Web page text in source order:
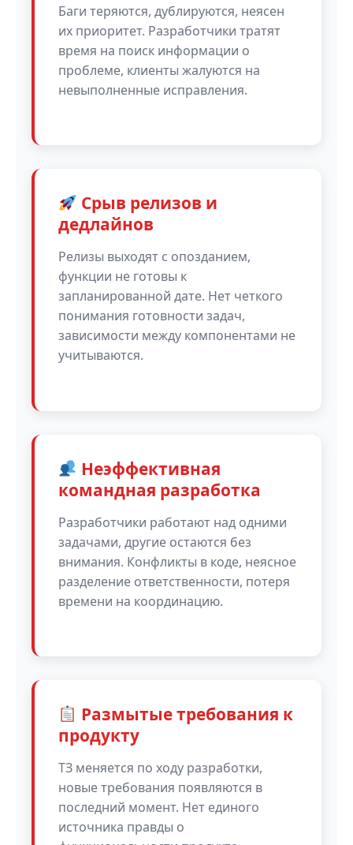
Баги теряются, дублируются, неясен
их приоритет. Разработчики тратят
время на поиск информации о
проблеме, клиенты жалуются на
невыполненные исправления.
Срыв релизов и
дедлайнов
Релизы выходят с опозданием,
функции не готовы к
запланированной дате. Нет четкого
понимания готовности задач,
зависимости между компонентами не
учитываются.
Неэффективная
командная разработка
Разработчики работают над одними
задачами, другие остаются без
внимания. Конфликты в коде, неясное
разделение ответственности, потеря
времени на координацию.
Размытые требования к
продукту
ТЗ меняется по ходу разработки,
новые требования появляются в
последний момент. Нет единого
источника правды о